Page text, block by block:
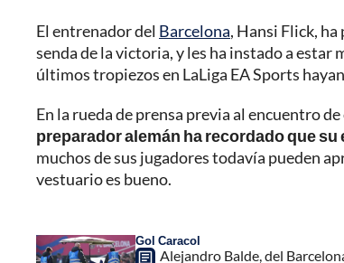
El entrenador del Barcelona, Hansi Flick,
senda de la victoria, y les ha instado a estar
últimos tropiezos en LaLiga EA Sports
En la rueda de prensa previa al encuentro
preparador alemán ha recordado que
muchos de sus jugadores todavía pueden
vestuario es bueno.
Gol Caracol
Alejandro Balde, del